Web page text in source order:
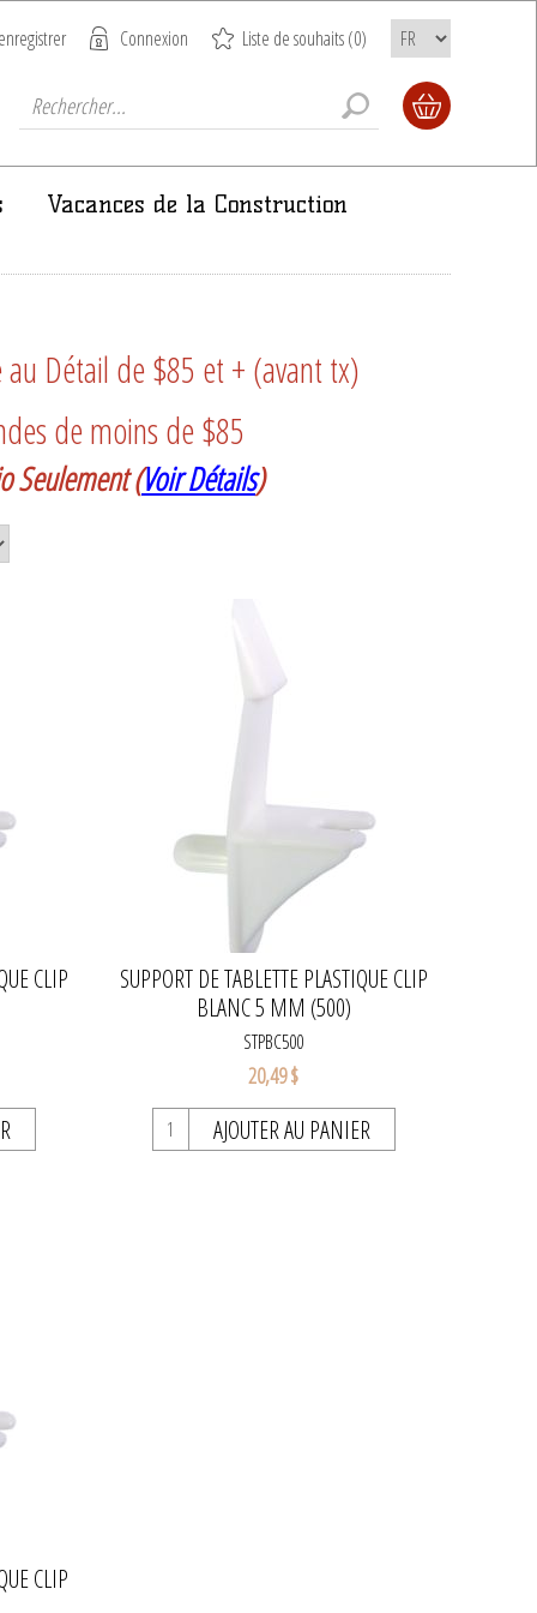
Connexion Liste de souhaits(0)
Vacances de la Construction
Détail de $85 et + (avant tx)
de moins de $85
Seulement(Voir Détails)
CLIP
SUPPORT DE TABLETTE PLASTIQUE CLIP
BLANC 5 MM (500)
STPBC500
20,49 $
AJOUTER AU PANIER
CLIP